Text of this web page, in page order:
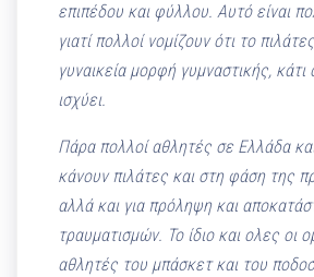
επιπέδου και φύλλου. Αυτό είναι
γιατί πολλοί νομίζουν ότι το
γυναικεία μορφή γυμναστικής,
ισχύει.
Πάρα πολλοί αθλητές σε Ελλάδα
κάνουν πιλάτες και στη φάση της
αλλά και για πρόληψη και
τραυματισμών. Το ίδιο και ολες οι
αθλητές του μπάσκετ και του